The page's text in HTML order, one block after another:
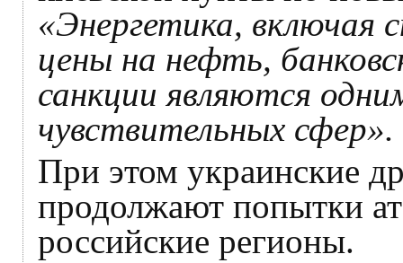
«Энергетика, включая
цены на нефть,
санкции являются
чувствительных сфер».
При этом украинские
продолжают попытки
российские регионы.